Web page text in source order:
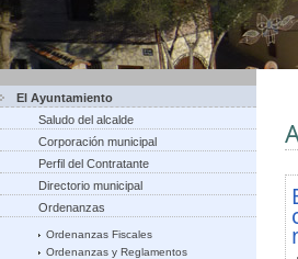
El Ayuntamiento
Saludo del alcalde
Corporación municipal
Perfil del Contratante
Directorio municipal
Ordenanzas
Ordenanzas Fiscales
Ordenanzas y Reglamentos